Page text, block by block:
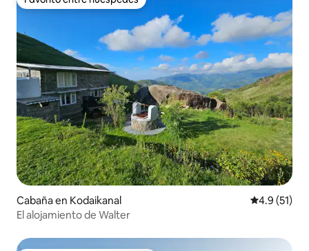
Favorito entre huéspedes
Cabaña en Kodaikanal Calificación
4.9 (51)
El alojamiento de Walter